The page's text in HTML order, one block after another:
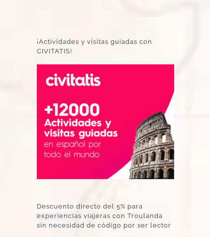
¡Actividades y visitas guiadas con
CIVITATIS!
Descuento directo del 5% para
experiencias viajeras con Troulanda
sin necesidad de código por ser lector